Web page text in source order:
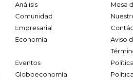
Análisis
Comunidad
Empresarial
Economía
Eventos
Globoeconomía
Mesa
Aviso